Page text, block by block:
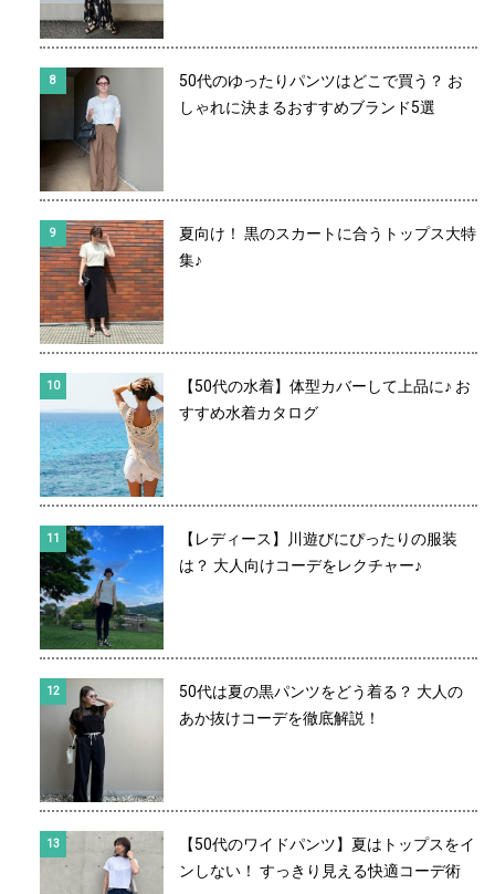
50代のゆったりパンツはどこで買う？ お
しゃれに決まるおすすめブランド5選
夏向け！ 黒のスカートに合うトップス大特
集♪
【50代の水着】体型カバーして上品に♪ お
すすめ水着カタログ
【レディース】川遊びにぴったりの服装
は？ 大人向けコーデをレクチャー♪
50代は夏の黒パンツをどう着る？ 大人の
あか抜けコーデを徹底解説！
【50代のワイドパンツ】夏はトップスをイ
ンしない！ すっきり見える快適コーデ術